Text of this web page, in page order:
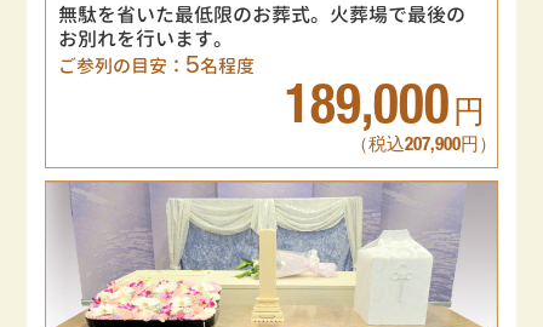
無駄を省いた最低限のお葬式。火葬場で最後の
お別れを行います。
ご参列の目安： 5名程度
189,000 円
（税込207,900円）